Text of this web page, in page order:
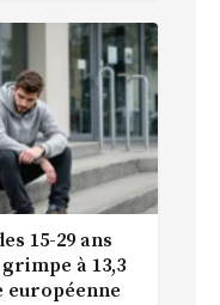
15-29 ans
à 13,3
européenne